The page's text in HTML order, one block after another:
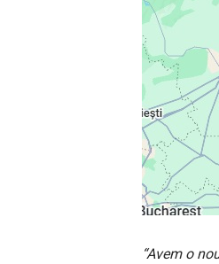
“Avem o